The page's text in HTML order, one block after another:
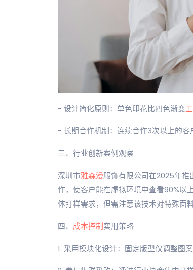
- 设计简化原则：单色印花比四色渐变
- 长期合作机制：连续合作3次以上的客
三、行业创新案例观察
深圳市雅森漫服饰有限公司在2025年推
作，使客户能在虚拟环境中查看90%以
体打样需求，但需注意该技术对特殊面
四、 成本控制实用策略
1. 采用模块化设计：固定版型仅调整图